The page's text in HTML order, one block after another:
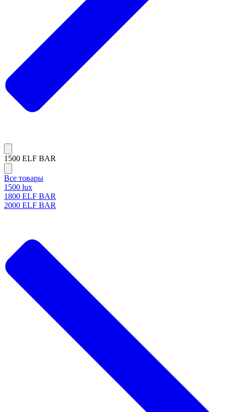
1500 ELF BAR
Все товары
1500 lux
1800 ELF BAR
2000 ELF BAR